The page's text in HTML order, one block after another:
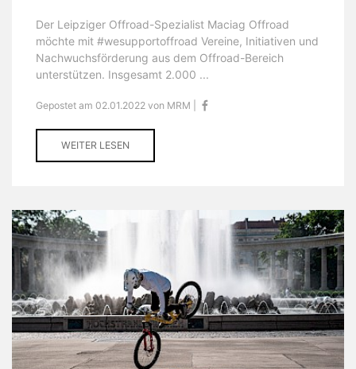
Der Leipziger Offroad-Spezialist Maciag Offroad
möchte mit #wesupportoffroad Vereine, Initiativen und
Nachwuchsförderung aus dem Offroad-Bereich
unterstützen. Insgesamt 2.000 ...
Gepostet am 02.01.2022 von MRM |
WEITER LESEN